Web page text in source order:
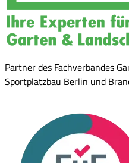
Partner des Fachverbandes
Sportplatzbau Berlin und